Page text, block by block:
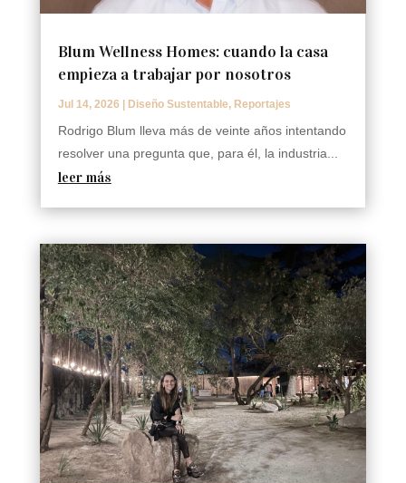
Blum Wellness Homes: cuando la casa
empieza a trabajar por nosotros
Jul 14, 2026 Diseño Sustentable, Reportajes
Rodrigo Blum lleva más de veinte años intentando
resolver una pregunta que, para él, la industria...
leer más